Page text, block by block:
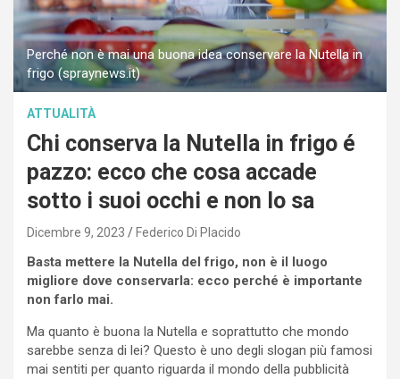
Perché non è mai una buona idea conservare la Nutella in
frigo (spraynews.it)
ATTUALITÀ
Chi conserva la Nutella in frigo é
pazzo: ecco che cosa accade
sotto i suoi occhi e non lo sa
Dicembre 9, 2023 Federico Di Placido
Basta mettere la Nutella del frigo, non è il luogo
migliore dove conservarla: ecco perché è importante
non farlo mai.
Ma quanto è buona la Nutella e soprattutto che mondo
sarebbe senza di lei? Questo è uno degli slogan più famosi
mai sentiti per quanto riguarda il mondo della pubblicità